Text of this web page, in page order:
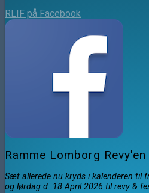
RLIF på Facebook
Ramme Lomborg Revy'en
Sæt allerede nu kryds i kalenderen til
og lørdag d. 18 April 2026 til revy &